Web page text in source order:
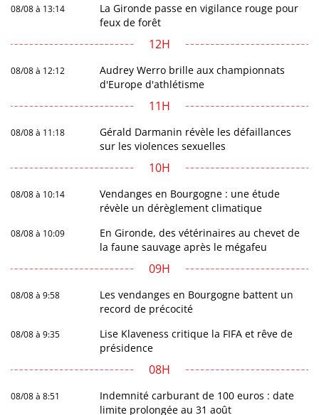
08/08 à 13:14
La Gironde passe en vigilance rouge pour
feux de forêt
12H
08/08 à 12:12
Audrey Werro brille aux championnats
d'Europe d'athlétisme
11H
08/08 à 11:18
Gérald Darmanin révèle les défaillances
sur les violences sexuelles
10H
08/08 à 10:14
Vendanges en Bourgogne : une étude
révèle un dérèglement climatique
08/08 à 10:09
En Gironde, des vétérinaires au chevet de
la faune sauvage après le mégafeu
09H
08/08 à 9:58
Les vendanges en Bourgogne battent un
record de précocité
08/08 à 9:35
Lise Klaveness critique la FIFA et rêve de
présidence
08H
08/08 à 8:51
Indemnité carburant de 100 euros : date
limite prolongée au 31 août